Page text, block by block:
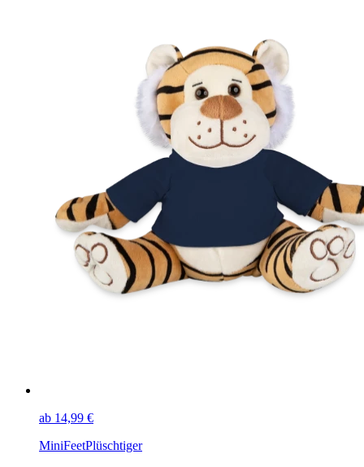
ab 14,99 €
MiniFeetPlüschtiger